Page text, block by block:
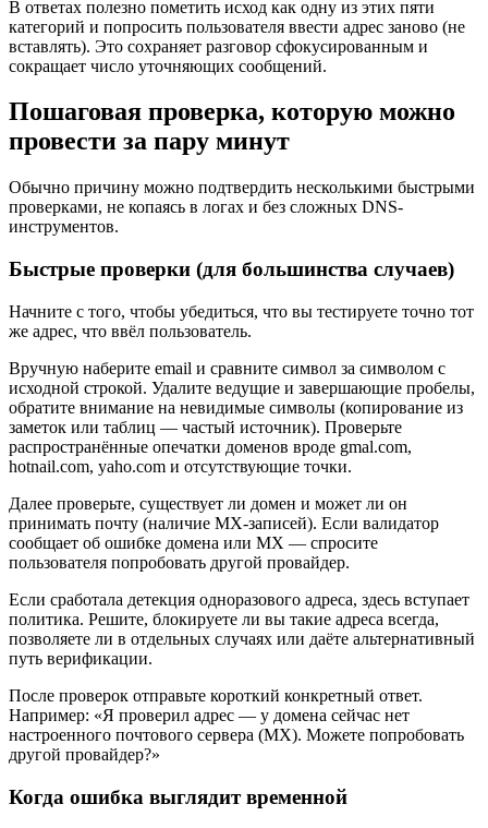
В ответах полезно пометить исход как одну из этих пяти
категорий и попросить пользователя ввести адрес заново (не
вставлять). Это сохраняет разговор сфокусированным и
сокращает число уточняющих сообщений.
Пошаговая проверка, которую можно
провести за пару минут
Обычно причину можно подтвердить несколькими быстрыми
проверками, не копаясь в логах и без сложных DNS-
инструментов.
Быстрые проверки (для большинства случаев)
Начните с того, чтобы убедиться, что вы тестируете точно тот
же адрес, что ввёл пользователь.
Вручную наберите email и сравните символ за символом с
исходной строкой. Удалите ведущие и завершающие пробелы,
обратите внимание на невидимые символы (копирование из
заметок или таблиц — частый источник). Проверьте
распространённые опечатки доменов вроде gmal.com,
hotnail.com, yaho.com и отсутствующие точки.
Далее проверьте, существует ли домен и может ли он
принимать почту (наличие MX-записей). Если валидатор
сообщает об ошибке домена или MX — спросите
пользователя попробовать другой провайдер.
Если сработала детекция одноразового адреса, здесь вступает
политика. Решите, блокируете ли вы такие адреса всегда,
позволяете ли в отдельных случаях или даёте альтернативный
путь верификации.
После проверок отправьте короткий конкретный ответ.
Например: «Я проверил адрес — у домена сейчас нет
настроенного почтового сервера (MX). Можете попробовать
другой провайдер?»
Когда ошибка выглядит временной